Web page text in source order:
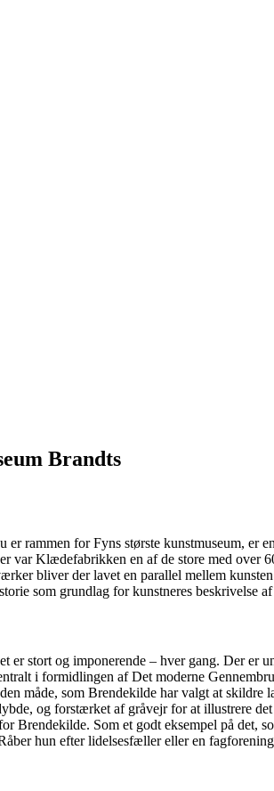
Brandts
rammen for Fyns største kunstmuseum, er
Klædefabrikken en af de store med over
bliver der lavet en parallel mellem
som grundlag for kunstneres beskrivelse
stort og imponerende – hver gang. Der er
i formidlingen af Det moderne
måde, som Brendekilde har valgt at
og forstærket af gråvejr for at illustrere
Som et godt eksempel på det,
hun efter lidelsesfæller eller en